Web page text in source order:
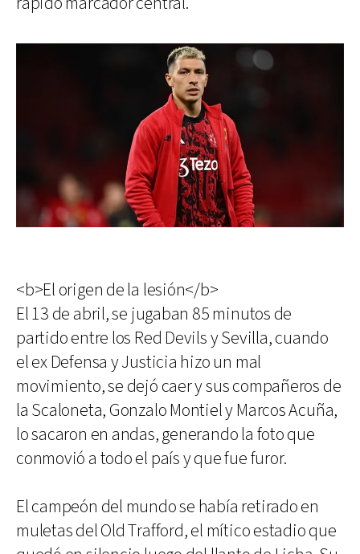
<b>El origen de la lesión</b>
El 13 de abril, se jugaban 85 minutos de
partido entre los Red Devils y Sevilla, cuando
el ex Defensa y Justicia hizo un mal
movimiento, se dejó caer y sus compañeros de
la Scaloneta, Gonzalo Montiel y Marcos Acuña,
lo sacaron en andas, generando la foto que
conmovió a todo el país y que fue furor.
El campeón del mundo se había retirado en
muletas del Old Trafford, el mítico estadio que